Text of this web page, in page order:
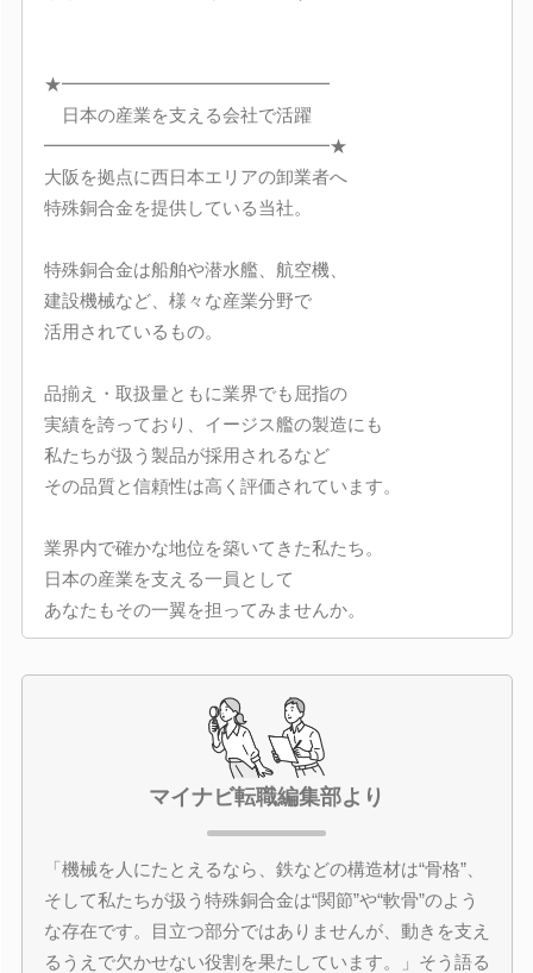
★━━━━━━━━━━━━━━━
日本の産業を支える会社で活躍
━━━━━━━━━━━━━━━━★
大阪を拠点に西日本エリアの卸業者へ
特殊銅合金を提供している当社。
特殊銅合金は船舶や潜水艦、航空機、
建設機械など、様々な産業分野で
活用されているもの。
品揃え・取扱量ともに業界でも屈指の
実績を誇っており、イージス艦の製造にも
私たちが扱う製品が採用されるなど
その品質と信頼性は高く評価されています。
業界内で確かな地位を築いてきた私たち。
日本の産業を支える一員として
あなたもその一翼を担ってみませんか。
マイナビ転職編集部より
「機械を人にたとえるなら、鉄などの構造材は“骨格”、
そして私たちが扱う特殊銅合金は“関節”や“軟骨”のよう
な存在です。目立つ部分ではありませんが、動きを支え
るうえで欠かせない役割を果たしています。」そう語る